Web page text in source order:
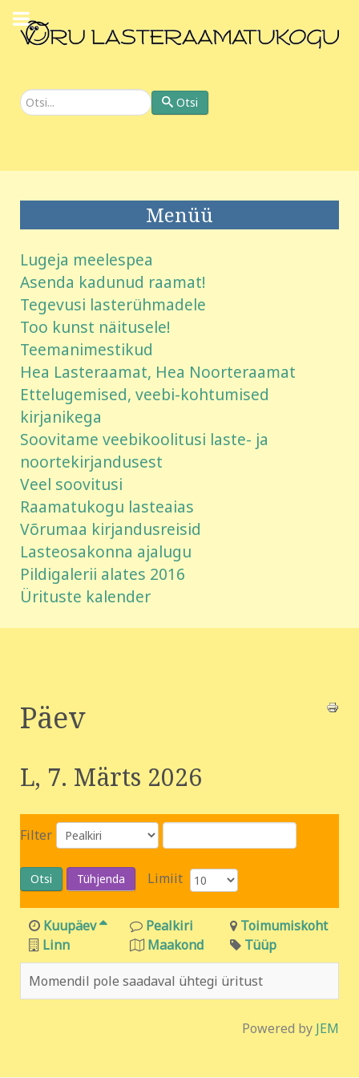
Otsi Otsi
Menüü
Lugeja meelespea
Asenda kadunud raamat!
Tegevusi lasterühmadele
Too kunst näitusele!
Teemanimestikud
Hea Lasteraamat, Hea Noorteraamat
Ettelugemised, veebi-kohtumised
kirjanikega
Soovitame veebikoolitusi laste- ja
noortekirjandusest
Veel soovitusi
Raamatukogu lasteaias
Võrumaa kirjandusreisid
Lasteosakonna ajalugu
Pildigalerii alates 2016
Ürituste kalender
Päev
L, 7. Märts 2026
Filter
Otsi Tühjenda Limiit
Kuupäev Pealkiri
Toimumiskoht
Linn
Maakond Tüüp
Momendil pole saadaval ühtegi üritust
Powered by JEM